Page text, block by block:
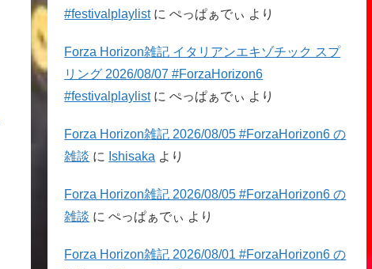
#festivalplaylistにぺっぱぁでぃ より
Forza Horizon雑記 イタリアンエキゾチック スプ
リング 2026/08/07 #ForzaHorizon6
#festivalplaylistにぺっぱぁでぃ より
Forza Horizon雑記 2026/08/05 #ForzaHorizon6 の
雑談 に Ishisaka より
Forza Horizon雑記 2026/08/05 #ForzaHorizon6 の
雑談 にぺっぱぁでぃ より
Forza Horizon雑記 2026/08/01 #ForzaHorizon6 の